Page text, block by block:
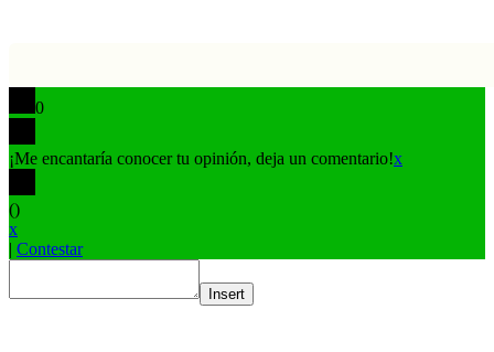
0
¡Me encantaría conocer tu opinión, deja un comentario!x
()
x
| Contestar
Insert